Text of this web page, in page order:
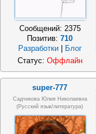
Сообщений: 2375
Позитив:710
Разработки
Блог
Статус: Оффлайн
super-777
Садчикова Юлия Николаевна
(русский язык/литература)